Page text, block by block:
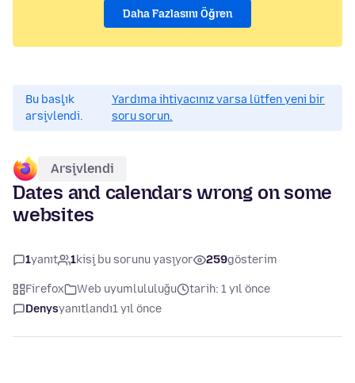
Daha Fazlasını Öğren
Bu başlık
arşivlendi.
Yardıma ihtiyacınız varsa lütfen yeni bir
soru sorun.
Arşivlendi
Dates and calendars wrong on some
websites
1yanıt 1kişi bu sorunu yaşıyor 259gösterim
Firefox Web uyumlululuğu
tarih: 1 yıl önce
Denysyanıtlandı1 yıl önce